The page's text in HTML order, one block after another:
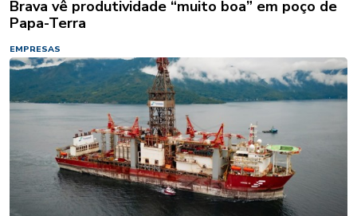
Brava vê produtividade “muito boa” em poço de
Papa-Terra
EMPRESAS